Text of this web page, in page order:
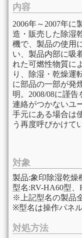
内容
2006年～2007年に
造・販売した除湿
機で、製品の使用
い、製品内部に吸
れた可燃性物質に
り、除湿・乾燥運
に部品の一部が発
明。2008/08に謹
連絡がつかないユ
手元にある場合は
う再度呼びかけて
対象
製品:象印除湿乾燥
型名:RV-HA60型、
※上記型名の製品
※型名は操作パネ
対処方法